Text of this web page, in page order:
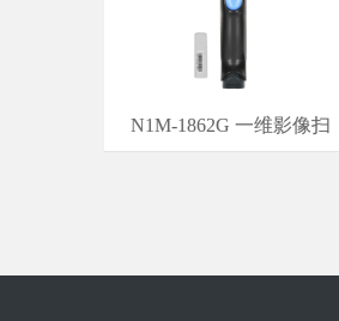
N1M-1862G 一维影像扫